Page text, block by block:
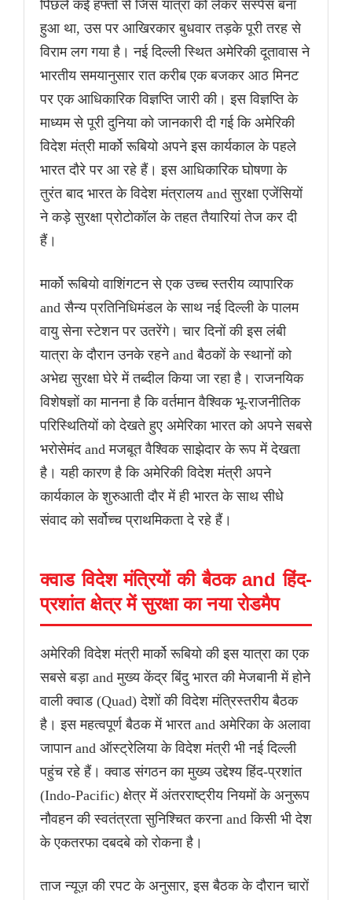
पिछले कई हफ्तों से जिस यात्रा को लेकर सस्पेंस बना
हुआ था, उस पर आखिरकार बुधवार तड़के पूरी तरह से
विराम लग गया है। नई दिल्ली स्थित अमेरिकी दूतावास ने
भारतीय समयानुसार रात करीब एक बजकर आठ मिनट
पर एक आधिकारिक विज्ञप्ति जारी की। इस विज्ञप्ति के
माध्यम से पूरी दुनिया को जानकारी दी गई कि अमेरिकी
विदेश मंत्री मार्को रूबियो अपने इस कार्यकाल के पहले
भारत दौरे पर आ रहे हैं। इस आधिकारिक घोषणा के
तुरंत बाद भारत के विदेश मंत्रालय and सुरक्षा एजेंसियों
ने कड़े सुरक्षा प्रोटोकॉल के तहत तैयारियां तेज कर दी
हैं।
मार्को रूबियो वाशिंगटन से एक उच्च स्तरीय व्यापारिक
and सैन्य प्रतिनिधिमंडल के साथ नई दिल्ली के पालम
वायु सेना स्टेशन पर उतरेंगे। चार दिनों की इस लंबी
यात्रा के दौरान उनके रहने and बैठकों के स्थानों को
अभेद्य सुरक्षा घेरे में तब्दील किया जा रहा है। राजनयिक
विशेषज्ञों का मानना है कि वर्तमान वैश्विक भू-राजनीतिक
परिस्थितियों को देखते हुए अमेरिका भारत को अपने सबसे
भरोसेमंद and मजबूत वैश्विक साझेदार के रूप में देखता
है। यही कारण है कि अमेरिकी विदेश मंत्री अपने
कार्यकाल के शुरुआती दौर में ही भारत के साथ सीधे
संवाद को सर्वोच्च प्राथमिकता दे रहे हैं।
क्वाड विदेश मंत्रियों की बैठक and हिंद-
प्रशांत क्षेत्र में सुरक्षा का नया रोडमैप
अमेरिकी विदेश मंत्री मार्को रूबियो की इस यात्रा का एक
सबसे बड़ा and मुख्य केंद्र बिंदु भारत की मेजबानी में होने
वाली क्वाड (Quad) देशों की विदेश मंत्रिस्तरीय बैठक
है। इस महत्वपूर्ण बैठक में भारत and अमेरिका के अलावा
जापान and ऑस्ट्रेलिया के विदेश मंत्री भी नई दिल्ली
पहुंच रहे हैं। क्वाड संगठन का मुख्य उद्देश्य हिंद-प्रशांत
(Indo-Pacific) क्षेत्र में अंतरराष्ट्रीय नियमों के अनुरूप
नौवहन की स्वतंत्रता सुनिश्चित करना and किसी भी देश
के एकतरफा दबदबे को रोकना है।
ताज न्यूज़ की रपट के अनुसार, इस बैठक के दौरान चारों